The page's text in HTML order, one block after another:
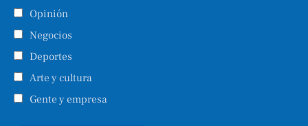
Opinión
Negocios
Deportes
Arte y cultura
Gente y empresa